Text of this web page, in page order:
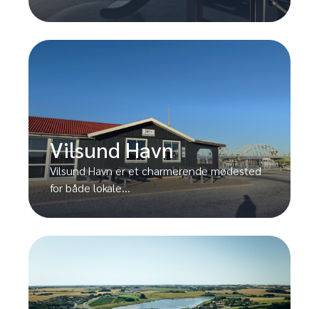
Vilsund Havn
Vilsund Havn er et charmerende mødested
for både lokale...